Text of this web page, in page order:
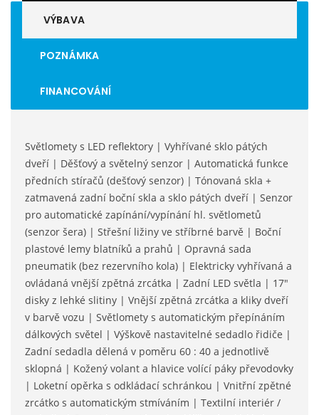
VÝBAVA
POZNÁMKA
FINANCOVÁNÍ
Světlomety s LED reflektory | Vyhřívané sklo pátých
dveří | Děšťový a světelný senzor | Automatická funkce
předních stíračů (dešťový senzor) | Tónovaná skla +
zatmavená zadní boční skla a sklo pátých dveří | Senzor
pro automatické zapínání/vypínání hl. světlometů
(senzor šera) | Střešní ližiny ve stříbrné barvě | Boční
plastové lemy blatníků a prahů | Opravná sada
pneumatik (bez rezervního kola) | Elektricky vyhřívaná a
ovládaná vnější zpětná zrcátka | Zadní LED světla | 17"
disky z lehké slitiny | Vnější zpětná zrcátka a kliky dveří
v barvě vozu | Světlomety s automatickým přepínáním
dálkových světel | Výškově nastavitelné sedadlo řidiče |
Zadní sedadla dělená v poměru 60 : 40 a jednotlivě
sklopná | Kožený volant a hlavice volící páky převodovky
| Loketní opěrka s odkládací schránkou | Vnitřní zpětné
zrcátko s automatickým stmíváním | Textilní interiér /